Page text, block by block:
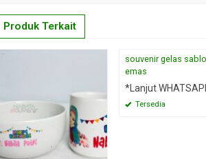
Produk Terkait
souvenir gelas
emas
*Lanjut
Tersedia